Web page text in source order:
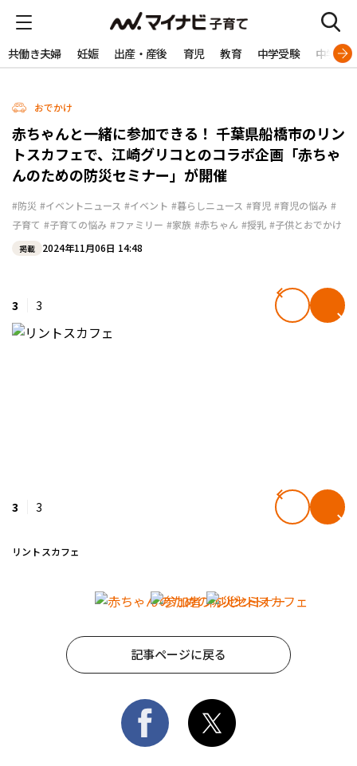
共働き夫婦 妊娠 出産・産後 育児 教育 中学受験 中学生
おでかけ
赤ちゃんと一緒に参加できる！ 千葉県船橋市のリン
トスカフェで、江崎グリコとのコラボ企画「赤ちゃ
んのための防災セミナー」が開催
#防災 #イベントニュース #イベント #暮らしニュース #育児 #育児の悩み #
子育て #子育ての悩み #ファミリー #家族 #赤ちゃん #授乳 #子供とおでかけ
掲載 2024年11月06日 14:48
3 3
3 3
リントスカフェ
記事ページに戻る